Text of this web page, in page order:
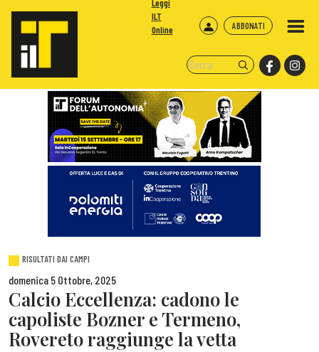
ABBONATI
Leggi
ILT
Online
RISULTATI DAI CAMPI
domenica 5 Ottobre, 2025
Calcio Eccellenza: cadono le
capoliste Bozner e Termeno,
Rovereto raggiunge la vetta